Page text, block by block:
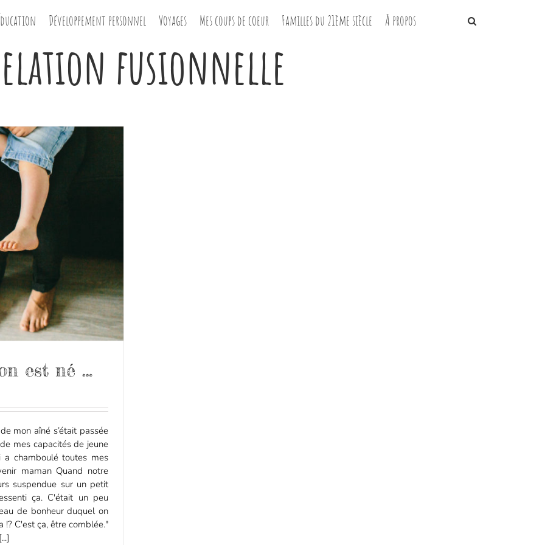
Développement personnel Voyages Mes coups de coeur Familles du 21ème siècle À propos
fusionnelle
est né …
mon aîné s’était passée
mes capacités de jeune
a chamboulé toutes mes
maman Quand notre
suspendue sur un petit
ça. C'était un peu
de bonheur duquel on
!? C'est ça, être comblée."